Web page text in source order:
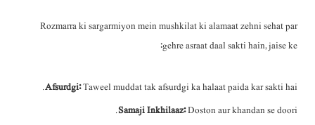
Rozmarra ki sargarmiyon mein mushkilat ki alamaat zehni sehat par
gehre asraat daal sakti hain, jaise ke:
Afsurdgi:Taweel muddat tak afsurdgi ka halaat paida kar sakti hai.
Samaji Inkhilaaz:Doston aur khandan se doori.